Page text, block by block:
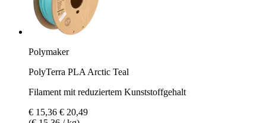
Polymaker
PolyTerra PLA Arctic Teal
Filament mit reduziertem Kunststoffgehalt
€ 15,36 € 20,49